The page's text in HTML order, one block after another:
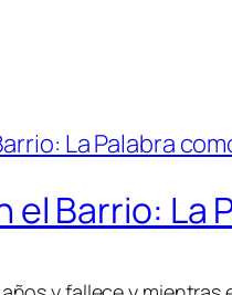
el Barrio: La